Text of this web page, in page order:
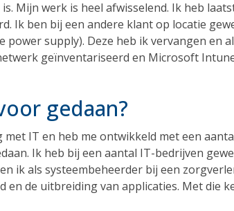
Mijn werk is heel afwisselend. Ik heb
Ik ben bij een andere klant op locatie
power supply). Deze heb ik vervangen en
geïnventariseerd en Microsoft
gedaan?
met IT en heb me ontwikkeld met een
Ik heb bij een aantal IT-bedrijven
ik als systeembeheerder bij een
en de uitbreiding van applicaties. Met die